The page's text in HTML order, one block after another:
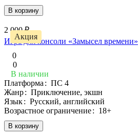
В корзину
Акция
2 000 ₽
Игра для консоли «Замысел времени»
0
0
В наличии
В корзину
Платформа : ПС 4
Жанр: Приключение, экшн
Язык: Русский, английский
Возрастное ограничение: 18+